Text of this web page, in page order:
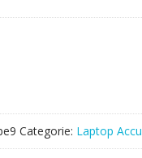
Categorie: Laptop Accu